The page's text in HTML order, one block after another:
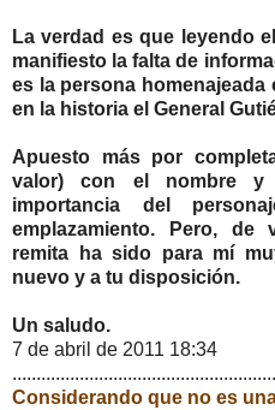
La verdad es que leyendo
manifiesto la falta de
es la persona
en la historia el General
Apuesto más por
valor) con el nombre y
importancia del
emplazamiento. Pero, de
remita ha sido para mí
nuevo y a tu disposición.
Un saludo.
7 de abril de 2011 18:34
Considerando que no es